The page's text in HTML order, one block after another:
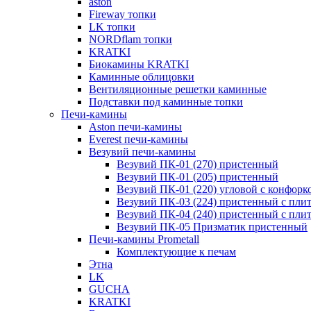
Fireway топки
LK топки
NORDflam топки
KRATKI
Биокамины KRATKI
Каминные облицовки
Вентиляционные решетки каминные
Подставки под каминные топки
Печи-камины
Aston печи-камины
Everest печи-камины
Везувий печи-камины
Везувий ПК-01 (270) пристенный
Везувий ПК-01 (205) пристенный
Везувий ПК-01 (220) угловой с
Везувий ПК-03 (224) пристенный с
Везувий ПК-04 (240) пристенный с
Везувий ПК-05 Призматик пристенный
Печи-камины Prometall
Комплектующие к печам
Этна
LK
GUCHA
KRATKI